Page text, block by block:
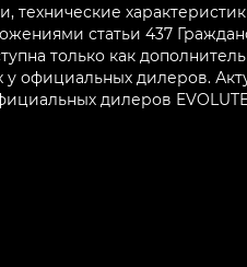
статьи 437
только как
у официальных дилеров.
дилеров